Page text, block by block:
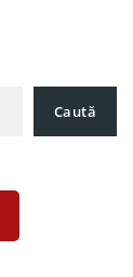
Caută